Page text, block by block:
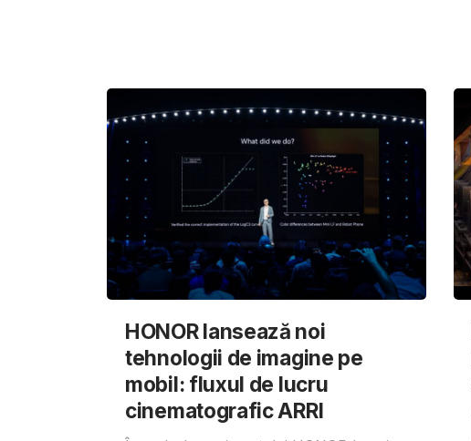
HONOR lansează noi
tehnologii de imagine pe
mobil: fluxul de lucru
cinematografic ARRI